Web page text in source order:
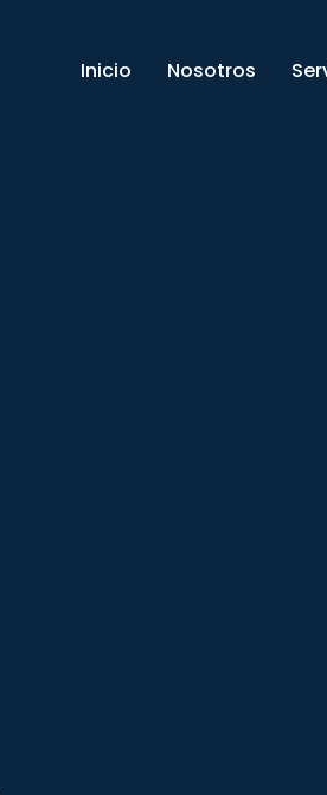
Inicio
Nosotros